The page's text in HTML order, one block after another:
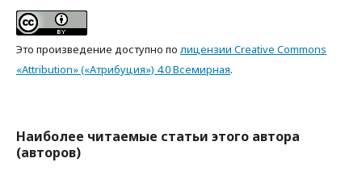
Это произведение доступно по лицензии Creative Commons
«Attribution» («Атрибуция») 4.0 Всемирная.
Наиболее читаемые статьи этого автора
(авторов)